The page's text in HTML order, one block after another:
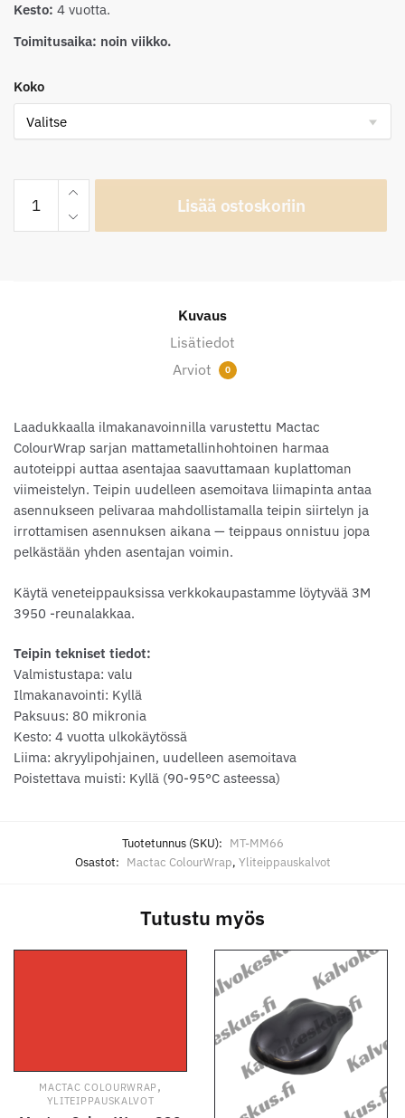
Kesto: 4 vuotta.
Toimitusaika: noin viikko.
Koko
ColourWrap
MM66
Lisää ostoskoriin
Kuvaus
Lisätiedot
Arviot
0
Laadukkaalla ilmakanavoinnilla varustettu Mactac
ColourWrap sarjan mattametallinhohtoinen harmaa
autoteippi auttaa asentajaa saavuttamaan kuplattoman
viimeistelyn. Teipin uudelleen asemoitava liimapinta antaa
asennukseen pelivaraa mahdollistamalla teipin siirtelyn ja
irrottamisen asennuksen aikana — teippaus onnistuu jopa
pelkästään yhden asentajan voimin.
Käytä veneteippauksissa verkkokaupastamme löytyvää 3M
3950 -reunalakkaa.
Teipin tekniset tiedot:
Valmistustapa: valu
Ilmakanavointi: Kyllä
Paksuus: 80 mikronia
Kesto: 4 vuotta ulkokäytössä
Liima: akryylipohjainen, uudelleen asemoitava
Poistettava muisti: Kyllä (90-95°C asteessa)
Tuotetunnus (SKU): MT-MM66
Osastot: Mactac ColourWrap, Yliteippauskalvot
Tutustu myös
MACTAC COLOURWRAP ,
YLITEIPPAUSKALVOT